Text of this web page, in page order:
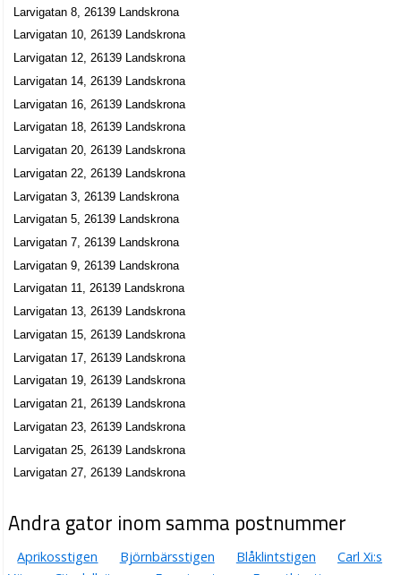
0418-23509
Larvigatan 27 A Lgh 1001, 26139 Landskrona
Lyster - Make-up Styling Hudvård
Åsa Susanne Paulsson
Larvigatan 27 A Lgh 1203, 26139 Landskrona
Larvigatan 8, 26139 Landskrona
Larvigatan 10, 26139 Landskrona
Larvigatan 12, 26139 Landskrona
Larvigatan 14, 26139 Landskrona
Larvigatan 16, 26139 Landskrona
Larvigatan 18, 26139 Landskrona
Larvigatan 20, 26139 Landskrona
Larvigatan 22, 26139 Landskrona
Larvigatan 3, 26139 Landskrona
Larvigatan 5, 26139 Landskrona
Larvigatan 7, 26139 Landskrona
Larvigatan 9, 26139 Landskrona
Larvigatan 11, 26139 Landskrona
Larvigatan 13, 26139 Landskrona
Larvigatan 15, 26139 Landskrona
Larvigatan 17, 26139 Landskrona
Larvigatan 19, 26139 Landskrona
Larvigatan 21, 26139 Landskrona
Larvigatan 23, 26139 Landskrona
Larvigatan 25, 26139 Landskrona
Larvigatan 27, 26139 Landskrona
Andra gator inom samma postnummer
Aprikosstigen Björnbärsstigen Blåklintstigen
Carl Xi:s